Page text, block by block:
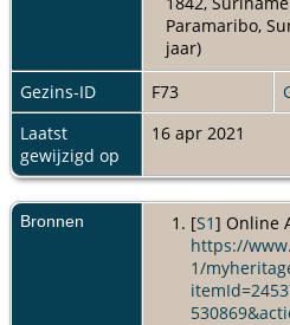
Paramaribo,
jaar)
Gezins-ID
F73
Laatst
gewijzigd op
16 apr 2021
Bronnen [S1] Online
https://
1/